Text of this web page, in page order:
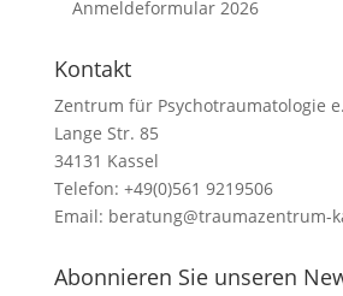
Anmeldeformular 2026
Kontakt
Zentrum für Psychotraumatologie
Lange Str. 85
34131 Kassel
Telefon: +49(0)561 9219506
Email: beratung@traumazentrum-
Abonnieren Sie unseren